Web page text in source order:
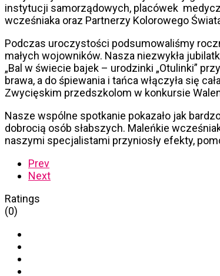
instytucji samorządowych, placówek
wcześniaka oraz Partnerzy Kolorowego
Podczas uroczystości podsumowaliśmy
małych wojowników. Nasza niezwykła
„Bal w świecie bajek – urodzinki „Otulinki”
brawa, a do śpiewania i tańca włączyła się
Zwycięskim przedszkolom w konkursie
Nasze wspólne spotkanie pokazało jak
dobrocią osób słabszych. Maleńkie
naszymi specjalistami przyniosły efekty,
Prev
Next
Ratings
(0)